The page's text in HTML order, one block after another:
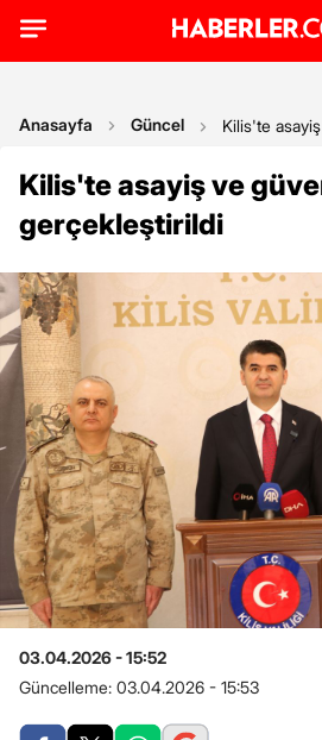
Anasayfa Güncel Kilis'te
Kilis'te asayiş ve
gerçekleştirildi
03.04.2026 - 15:52
Güncelleme: 03.04.2026 - 15:53